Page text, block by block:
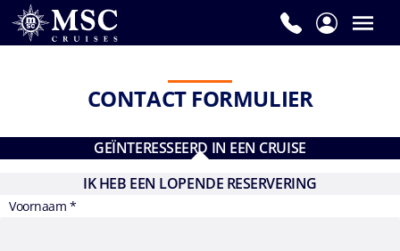
CONTACT FORMULIER
GEÏNTERESSEERD IN EEN CRUISE
IK HEB EEN LOPENDE RESERVERING
Voornaam *